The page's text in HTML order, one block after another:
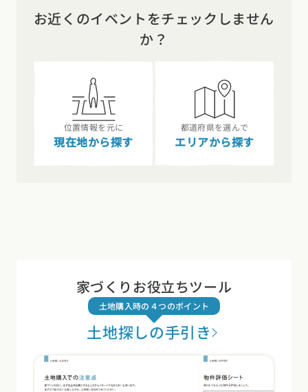
お近くのイベントをチェックしません
か？
位置情報を元に
現在地から探す
都道府県を選んで
エリアから探す
家づくりお役立ちツール
土地購入時の４つのポイント
土地探しの手引き